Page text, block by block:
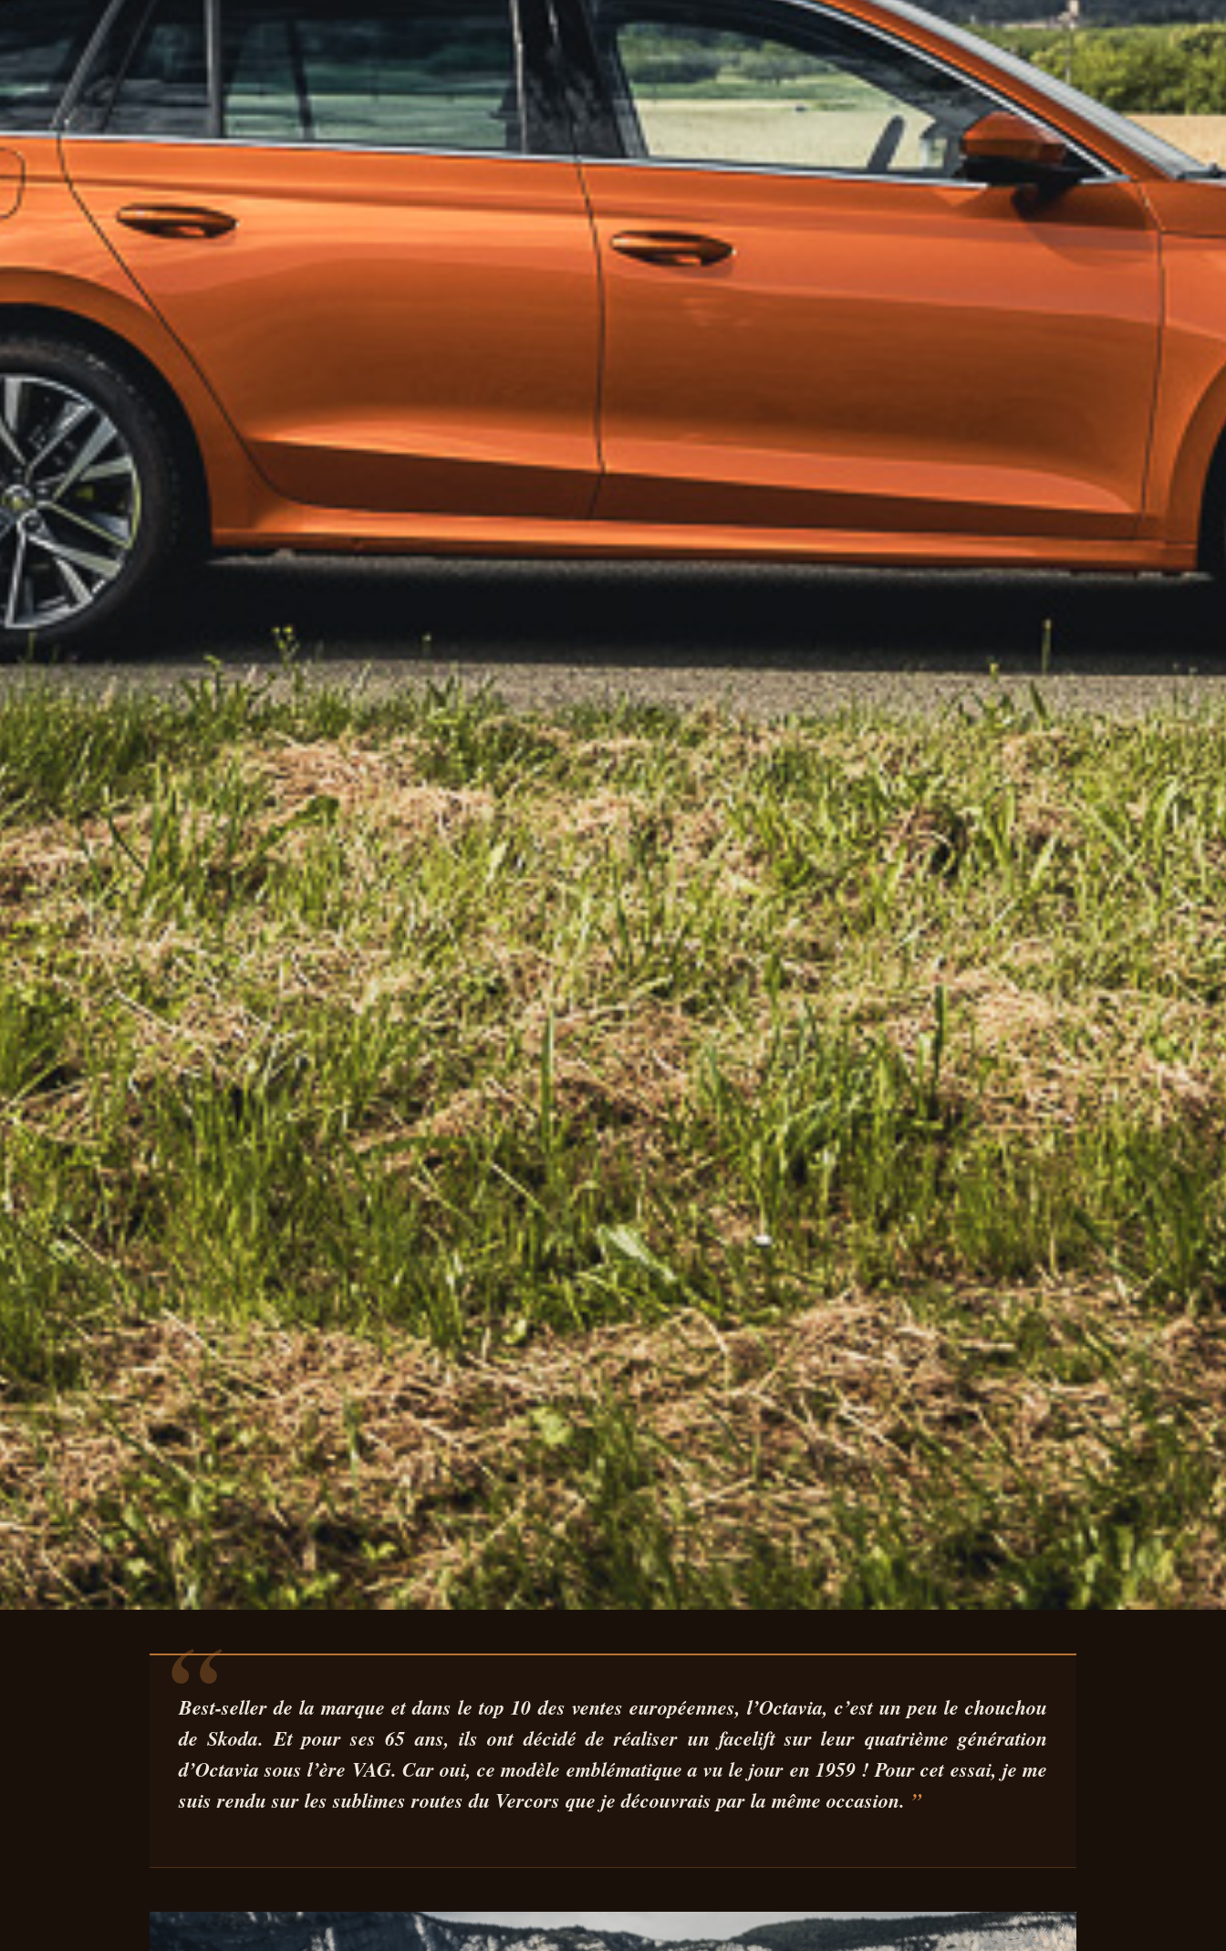
ESSAI SKODA OCTAVIA COMBI :
OUBLIEZ LES SUV !
Best-seller de la marque et dans le top 10 des ventes européennes, l’Octavia, c’est un peu le chouchou
de Skoda. Et pour ses 65 ans, ils ont décidé de réaliser un faceliftsur leur quatrième génération
d’Octavia sous l’ère VAG. Car oui, ce modèle emblématique a vu le jour en 1959 ! Pour cet essai, je me
suis rendu sur les sublimesroutes du Vercors que je découvrais par la même occasion.